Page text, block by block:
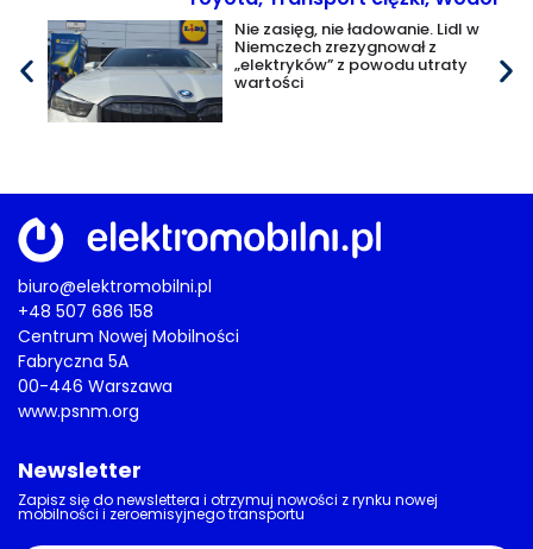
Nie zasięg, nie ładowanie. Lidl w
Niemczech zrezygnował z
„elektryków” z powodu utraty
wartości
biuro@elektromobilni.pl
+48 507 686 158
Centrum Nowej Mobilności
Fabryczna 5A
00-446 Warszawa
www.psnm.org
Newsletter
Zapisz się do newslettera i otrzymuj nowości z rynku nowej
mobilności i zeroemisyjnego transportu